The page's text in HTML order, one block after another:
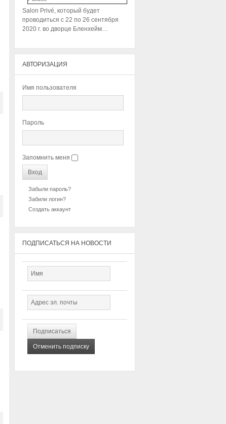
Salon Privé, который будет
проводиться с 22 по 26 сентября
2020 г. во дворце Бленхейм…
АВТОРИЗАЦИЯ
Имя пользователя
Пароль
Запомнить меня
Забыли пароль?
Забили логин?
Создать аккаунт
ПОДПИСАТЬСЯ НА НОВОСТИ